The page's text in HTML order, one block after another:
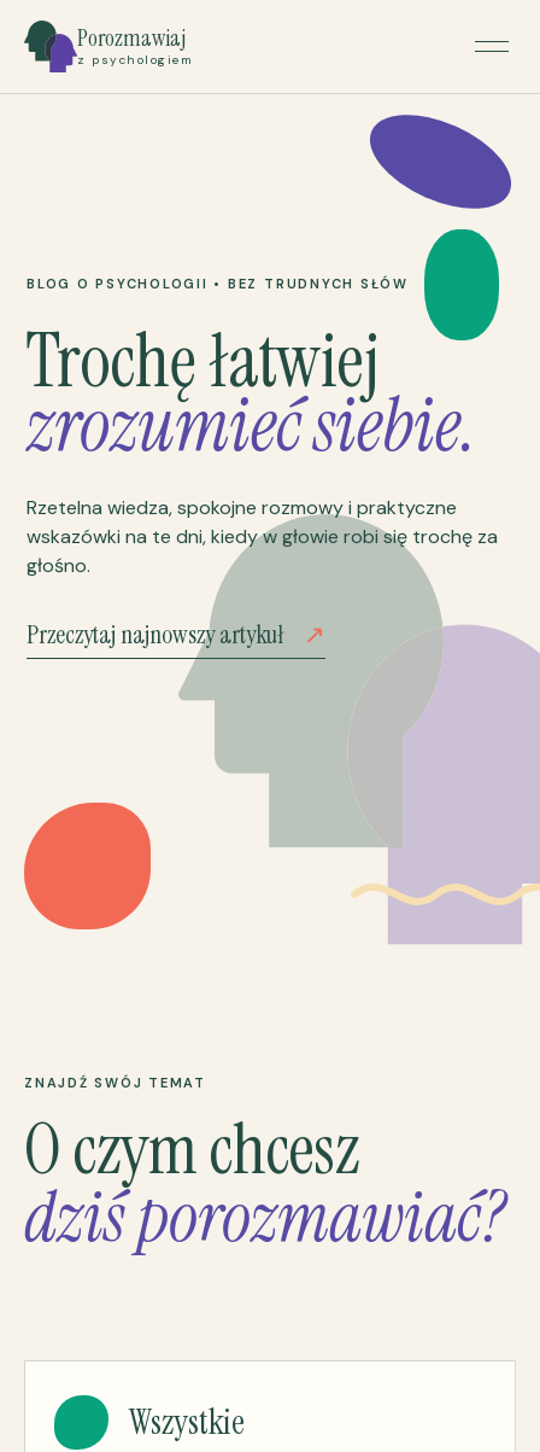
Porozmawiaj
z psychologiem
BLOG O PSYCHOLOGII • BEZ TRUDNYCH SŁÓW
Trochę łatwiej
zrozumieć siebie.
Rzetelna wiedza, spokojne rozmowy i praktyczne
wskazówki na te dni, kiedy w głowie robi się trochę za
głośno.
Przeczytaj najnowszy artykuł ↗
ZNAJDŹ SWÓJ TEMAT
O czym chcesz
dziś porozmawiać?
Wszystkie